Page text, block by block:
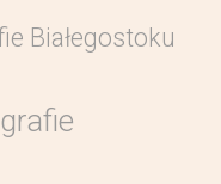
Białegostoku